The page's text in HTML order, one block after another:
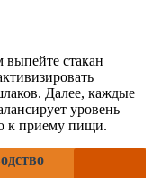
стакан
Далее, каждые
уровень
к приему пищи.